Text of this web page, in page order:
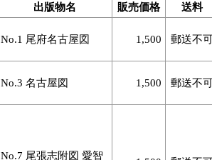
出版物名 販売価格 送料
No.1 尾府名古屋図 1,500 郵送不
No.3 名古屋図 1,500 郵送不
No.7 尾張志附図 愛智